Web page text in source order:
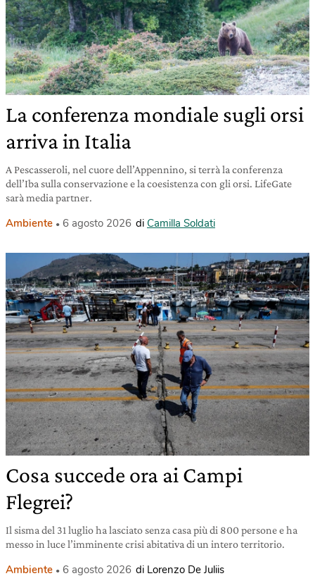
La conferenza mondiale sugli orsi
arriva in Italia
A Pescasseroli, nel cuore dell’Appennino, si terrà la conferenza
dell’Iba sulla conservazione e la coesistenza con gli orsi. LifeGate
sarà media partner.
Ambiente 6 agosto 2026 di Camilla Soldati
Cosa succede ora ai Campi
Flegrei?
Il sisma del 31 luglio ha lasciato senza casa più di 800 persone e ha
messo in luce l’imminente crisi abitativa di un intero territorio.
Ambiente 6 agosto 2026 di Lorenzo De Juliis